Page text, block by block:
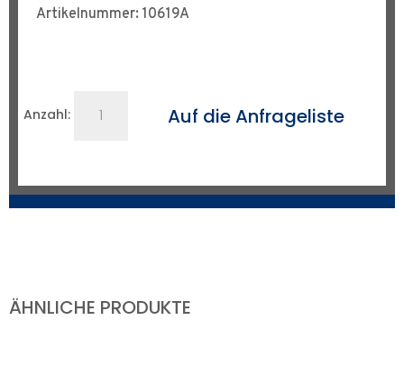
Artikelnummer: 10619A
Anzahl:
Doo-
Auf die Anfrageliste
ÄHNLICHE PRODUKTE